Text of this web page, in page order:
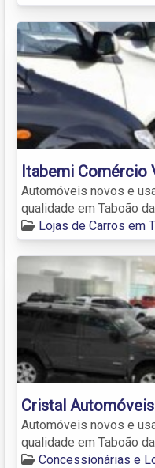
Itabemi Comércio
Automóveis novos e
qualidade em Taboão
Lojas de Carros em
Cristal Automóveis
Automóveis novos e
qualidade em Taboão
Concessionárias e